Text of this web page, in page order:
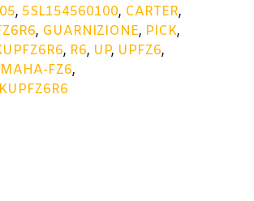
, 5SL154560100, CARTER,
, GUARNIZIONE, PICK,
, R6, UP, UPFZ6,
FZ6,